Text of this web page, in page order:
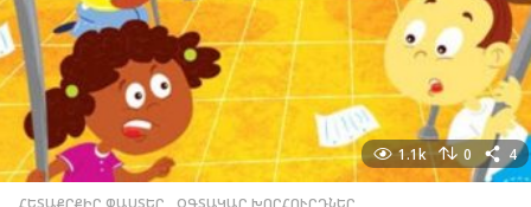
1.1k 0 4
ՀԵՏԱՔՐՔԻՐ ՓԱՍՏԵՐ ,ՕԳՏԱԿԱՐ ԽՈՐՀՈՒՐԴՆԵՐ